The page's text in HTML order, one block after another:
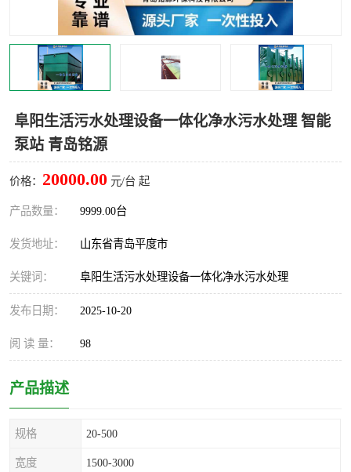
阜阳生活污水处理设备一体化净水污水处理 智能
泵站 青岛铭源
价格： 20000.00 元/台 起
产品数量： 9999.00台
发货地址： 山东省青岛平度市
关键词： 阜阳生活污水处理设备一体化净水污水处理
发布日期： 2025-10-20
阅 读 量： 98
产品描述
规格 20-500
宽度 1500-3000
水面垃圾清理装置 浅层砂过滤装置
一体化泵闸
真空冲洗设备
水平自清洗格栅